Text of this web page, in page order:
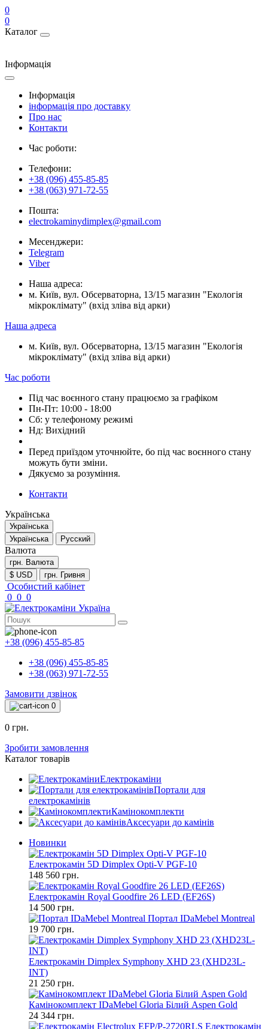
0
0
Каталог
Інформація
Інформація
інформація про доставку
Про нас
Контакти
Час роботи:
Телефони:
+38 (096) 455-85-85
+38 (063) 971-72-55
Пошта:
electrokaminydimplex@gmail.com
Месенджери:
Telegram
Viber
Наша адреса:
м. Київ, вул. Обсерваторна, 13/15 магазин "Екологія
мікроклімату" (вхід зліва від арки)
Наша адреса
м. Київ, вул. Обсерваторна, 13/15 магазин "Екологія
мікроклімату" (вхід зліва від арки)
Час роботи
Під час воєнного стану працюємо за графіком
Пн-Пт: 10:00 - 18:00
Сб: у телефоному режимі
Нд: Вихідний
Перед приїздом уточнюйте, бо під час воєнного стану
можуть бути зміни.
Дякуємо за розуміння.
Контакти
Українська
Українська
Українська
Русский
Валюта
грн. Валюта
$ USD
грн. Гривня
Особистий кабінет
0 0 0
+38 (096) 455-85-85
+38 (096) 455-85-85
+38 (063) 971-72-55
Замовити дзвінок
0
0 грн.
Зробити замовлення
Каталог товарів
Електрокаміни
Портали для
електрокамінів
Камінокомплекти
Аксесуари до камінів
Новинки
Електрокамін 5D Dimplex Opti-V PGF-10
148 560 грн.
Електрокамін Royal Goodfire 26 LED (EF26S)
14 500 грн.
Портал IDaMebel Montreal
19 700 грн.
Електрокамін Dimplex Symphony XHD 23 (XHD23L-
INT)
21 250 грн.
Камінокомплект IDaMebel Gloria Білий Aspen Gold
24 344 грн.
Електрокамін